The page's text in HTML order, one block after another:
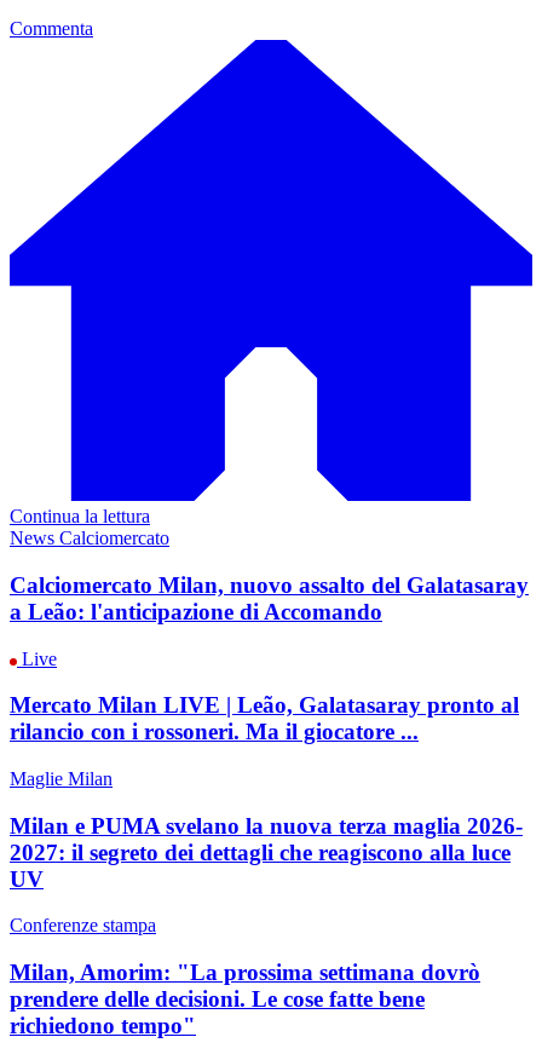
Commenta
Continua la lettura
News Calciomercato
Calciomercato Milan, nuovo assalto del Galatasaray
a Leão: l'anticipazione di Accomando
Live
Mercato Milan LIVE | Leão, Galatasaray pronto al
rilancio con i rossoneri. Ma il giocatore ...
Maglie Milan
Milan e PUMA svelano la nuova terza maglia 2026-
2027: il segreto dei dettagli che reagiscono alla luce
UV
Conferenze stampa
Milan, Amorim: "La prossima settimana dovrò
prendere delle decisioni. Le cose fatte bene
richiedono tempo"